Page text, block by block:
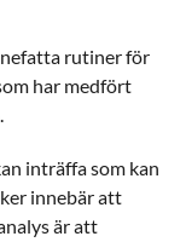
rutiner för
har medfört
inträffa som kan
innebär att
är att